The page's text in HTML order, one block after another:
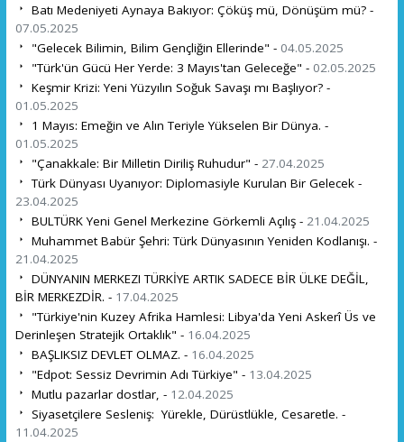
Batı Medeniyeti Aynaya Bakıyor: Çöküş mü, Dönüşüm mü? -
07.05.2025
"Gelecek Bilimin, Bilim Gençliğin Ellerinde" - 04.05.2025
"Türk'ün Gücü Her Yerde: 3 Mayıs'tan Geleceğe" - 02.05.2025
Keşmir Krizi: Yeni Yüzyılın Soğuk Savaşı mı Başlıyor? -
01.05.2025
1 Mayıs: Emeğin ve Alın Teriyle Yükselen Bir Dünya. -
01.05.2025
"Çanakkale: Bir Milletin Diriliş Ruhudur" - 27.04.2025
Türk Dünyası Uyanıyor: Diplomasiyle Kurulan Bir Gelecek -
23.04.2025
BULTÜRK Yeni Genel Merkezine Görkemli Açılış - 21.04.2025
Muhammet Babür Şehri: Türk Dünyasının Yeniden Kodlanışı. -
21.04.2025
DÜNYANIN MERKEZI TÜRKİYE ARTIK SADECE BİR ÜLKE DEĞİL,
BİR MERKEZDİR. - 17.04.2025
"Türkiye'nin Kuzey Afrika Hamlesi: Libya'da Yeni Askerî Üs ve
Derinleşen Stratejik Ortaklık" - 16.04.2025
BAŞLIKSIZ DEVLET OLMAZ. - 16.04.2025
"Edpot: Sessiz Devrimin Adı Türkiye" - 13.04.2025
Mutlu pazarlar dostlar, - 12.04.2025
Siyasetçilere Sesleniş: Yürekle, Dürüstlükle, Cesaretle. -
11.04.2025